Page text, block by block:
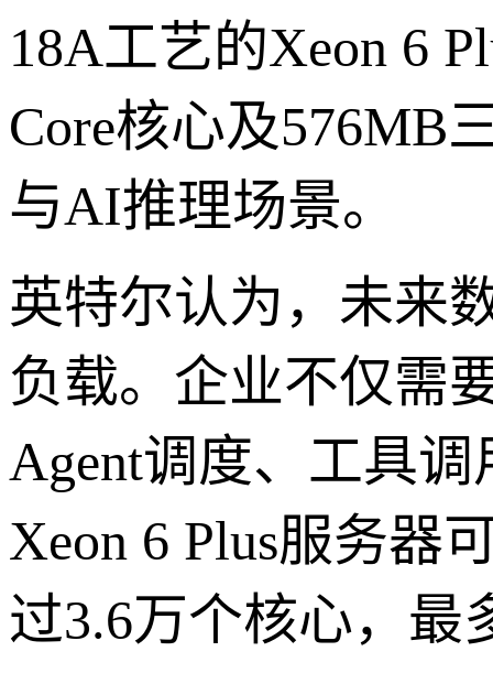
18A工艺的Xeon 6
Core核心及576MB
与AI推理场景。
英特尔认为，未来
负载。企业不仅需
Agent调度、工具
Xeon 6 Plus服务器
过3.6万个核心，最